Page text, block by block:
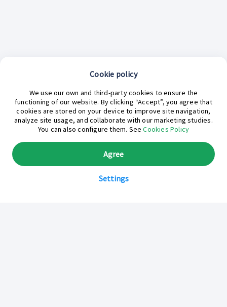
¿En qué podemos ayudarte hoy?
Cookie policy
We use our own and third-party cookies to ensure the
functioning of our website. By clicking “Accept”, you agree that
cookies are stored on your device to improve site navigation,
analyze site usage, and collaborate with our marketing studies.
You can also configure them. SeeCookies Policy
Settings
Agree